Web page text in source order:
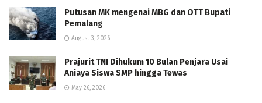
Putusan MK mengenai MBG dan OTT Bupati
Pemalang
August 3, 2026
Prajurit TNI Dihukum 10 Bulan Penjara Usai
Aniaya Siswa SMP hingga Tewas
May 26, 2026